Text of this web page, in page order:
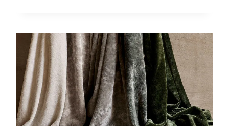
IL
RÉSISTANT
?
AVANTAGES,
INCONVÉNIENTS,
COMMENT
CHOISIR
ET
GUIDE